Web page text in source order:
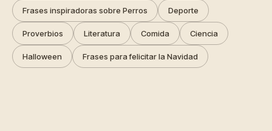
Frases inspiradoras sobre Perros Deporte
Proverbios Literatura Comida Ciencia
Halloween Frases para felicitar la Navidad